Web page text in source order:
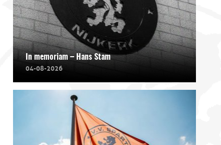
In memoriam – Hans Stam
04-08-2026